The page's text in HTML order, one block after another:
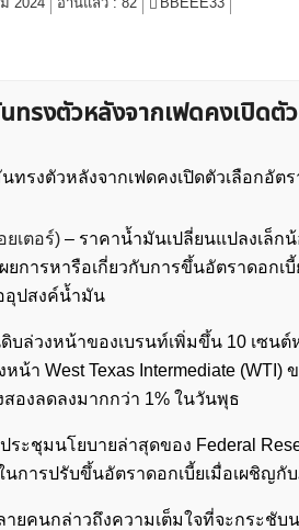
ทรงตัวหลังจากเฟดคงเปิดตั
ยเตอร์) – ราคาน้ำมันเปลี่ยนแปลงเล็ก
ผยการหารือเกี่ยวกับการขึ้นอัตราดอก
อุปสงค์น้ำมัน
บล่วงหน้าของเบรนท์เพิ่มขึ้น 10 เซนต์
น้า West Texas Intermediate
องลดลงมากกว่า 1% ในวันพุธ
ระชุมนโยบายล่าสุดของ Federal
การปรับขึ้นอัตราดอกเบี้ยเมื่อเผชิญกั
ายคนกล่าวถึงความเต็มใจที่จะกระชั